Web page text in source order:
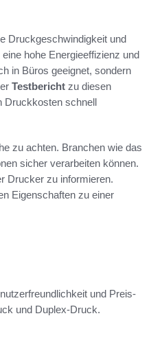
Druckgeschwindigkeit und
hohe Energieeffizienz und
in Büros geeignet, sondern
Testbericht zu diesen
Druckkosten schnell
zu achten. Branchen wie das
sicher verarbeiten können.
Drucker zu informieren.
Eigenschaften zu einer
und Preis-
und Duplex-Druck.